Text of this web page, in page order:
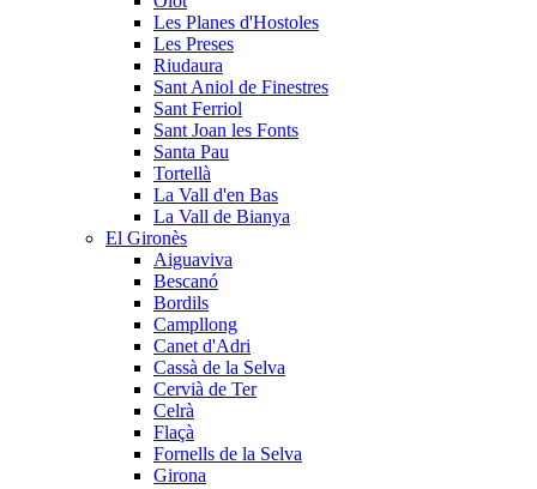
Les Planes d'Hostoles
Les Preses
Riudaura
Sant Aniol de Finestres
Sant Ferriol
Sant Joan les Fonts
Santa Pau
Tortellà
La Vall d'en Bas
La Vall de Bianya
El Gironès
Aiguaviva
Bescanó
Bordils
Campllong
Canet d'Adri
Cassà de la Selva
Cervià de Ter
Celrà
Flaçà
Fornells de la Selva
Girona